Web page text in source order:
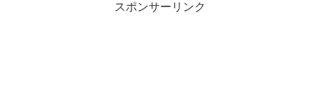
スポンサーリンク